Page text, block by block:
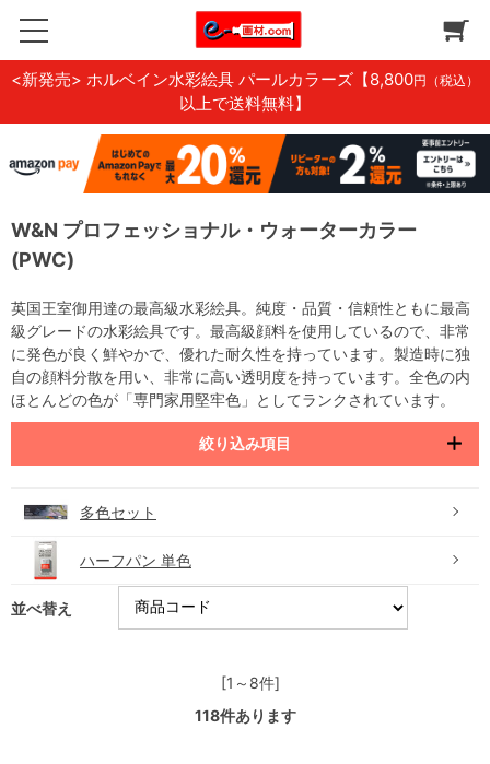
<新発売> ホルベイン水彩絵具 パールカラーズ 【8,800円（税込）
以上で送料無料】
W&N プロフェッショナル・ウォーターカラー
(PWC)
英国王室御用達の最高級水彩絵具。純度・品質・信頼性ともに最高
級グレードの水彩絵具です。最高級顔料を使用しているので、非常
に発色が良く鮮やかで、優れた耐久性を持っています。製造時に独
自の顔料分散を用い、非常に高い透明度を持っています。全色の内
ほとんどの色が「専門家用堅牢色」としてランクされています。
絞り込み項目
多色セット
ハーフパン 単色
並べ替え
[1～8件]
118件あります